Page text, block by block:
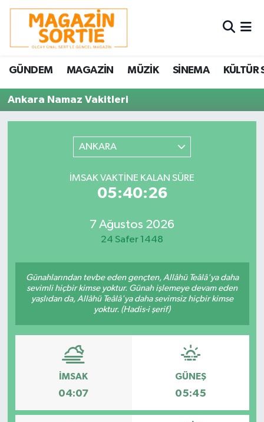
GÜNDEM MAGAZİN MÜZİK SİNEMA KÜLTÜR
Ankara Namaz Vakitleri
ANKARA
İMSAK VAKTINE KALAN SÜRE
05:40:26
7 Ağustos 2026
24 Safer 1448
Günahlarından tevbe eden gençten, Allâhü Teâlâ'ya daha
sevimli hiçbir kimse yoktur. Günah işlemeye devam eden
yaşlıdan da, Allâhü Teâlâ'ya daha sevimsiz hiçbir kimse
yoktur. (Hadis-i şerif)
İMSAK
04:07
GÜNEŞ
05:45
Nöbetçi Eczaneler
Hava Durumu
Trafik Durumu
Süper Lig Puan Durumu ve Fikstür
Son Dakika Haberleri